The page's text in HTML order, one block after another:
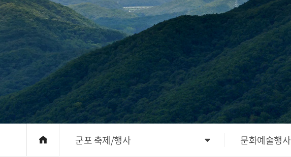
군포 축제/행사 문화예술행사